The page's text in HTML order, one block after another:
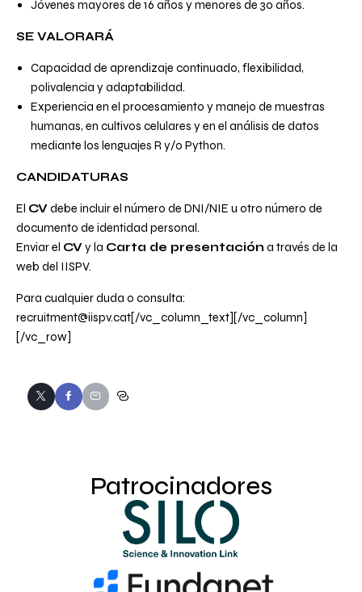
Jóvenes mayores de 16 años y menores de 30 años.
SE VALORARÁ
Capacidad de aprendizaje continuado, flexibilidad,
polivalencia y adaptabilidad.
Experiencia en el procesamiento y manejo de muestras
humanas, en cultivos celulares y en el análisis de datos
mediante los lenguajes R y/o Python.
CANDIDATURAS
El CVdebe incluir el número de DNI/NIE u otro número de
documento de identidad personal.
Enviar el CVy la Carta de presentación a través de la
web del IISPV.
Para cualquier duda o consulta:
recruitment@iispv.cat[/vc_column_text][/vc_column]
[/vc_row]
Patrocinadores